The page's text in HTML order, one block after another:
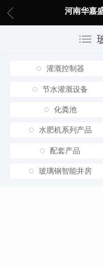
河南华嘉
灌溉控制器
节水灌溉设备
化粪池
水肥机系列产品
配套产品
玻璃钢智能井房